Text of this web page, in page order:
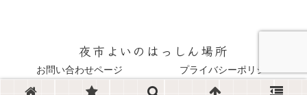
夜市よいのはっしん場所
お問い合わせページ プライバシーポリシー